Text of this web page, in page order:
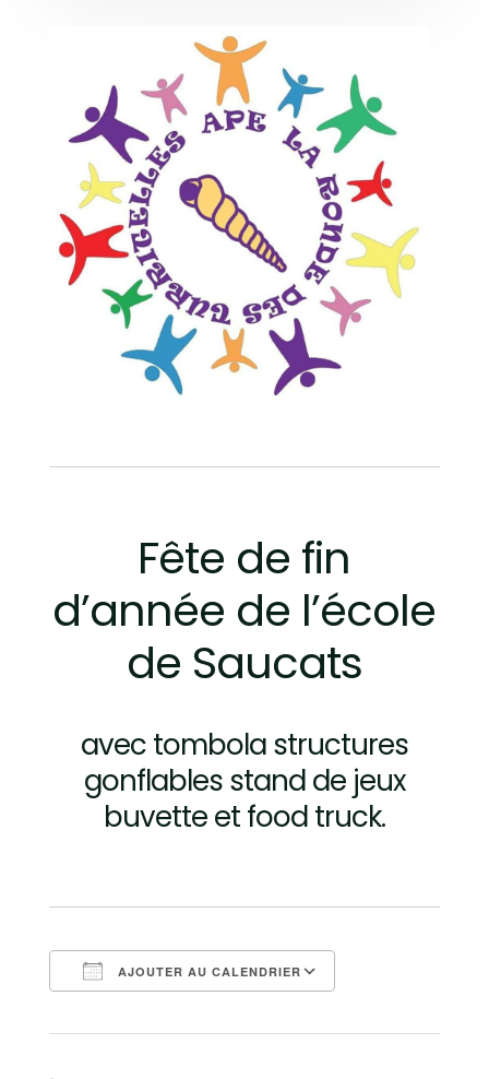
Fête de fin
d’année de l’école
de Saucats
avec tombola structures
gonflables stand de jeux
buvette et food truck.
AJOUTER AU CALENDRIER